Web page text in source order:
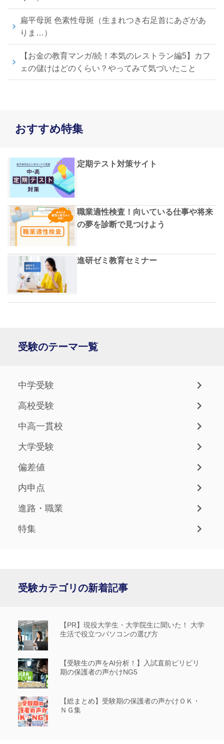
扁平母斑 色素性母斑（生まれつき右足首にあざがあ
りま…）
【お金の教育マンガ/続！本気のレストラン編5】カフ
ェの儲けはどのくらい？やってみて気づいたこと
おすすめ特集
定期テスト対策サイト
職業適性検査！向いている仕事や将来
の夢を診断で見つけよう
進研ゼミ教育セミナー
受験のテーマ一覧
中学受験
高校受験
中高一貫校
大学受験
偏差値
内申点
進路・職業
特集
受験カテゴリの新着記事
【PR】現役大学生・大学院生に聞いた！ 大学
生活で役立つパソコンの選び方
【受験生の声をAI分析！】入試直前ピリピリ
期の保護者の声かけNG5
【総まとめ】受験期の保護者の声かけＯＫ・
ＮＧ集